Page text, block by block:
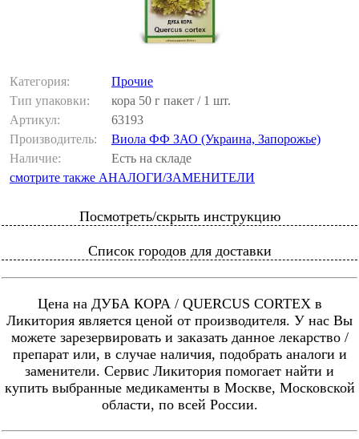
Категория:
Прочие
Тип упаковки:
кора 50 г пакет / 1 шт.
Артикул:
63193
Производитель:
Виола ФФ ЗАО (Украина, Запорожье)
Наличие:
Есть на складе
смотрите также АНАЛОГИ/ЗАМЕНИТЕЛИ
Посмотреть/скрыть инструкцию
Список городов для доставки
Цена на ДУБА КОРА / QUERCUS CORTEX в
Ликитория является ценой от производителя. У нас Вы
можете зарезервировать и заказать данное лекарство /
препарат или, в случае наличия, подобрать аналоги и
заменители. Сервис Ликитория помогает найти и
купить выбранные медикаменты в Москве, Московской
области, по всей России.